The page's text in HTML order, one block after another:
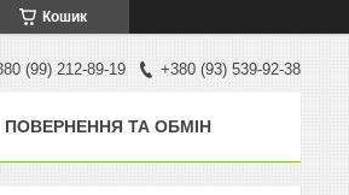
Кошик
(99) 212-89-19 +380 (93) 539-92-38
ПОВЕРНЕННЯ ТА ОБМІН